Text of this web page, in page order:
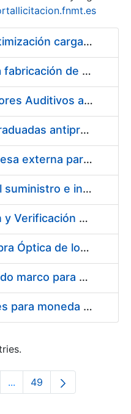
Pliego condiciones optimización cargas compras firmado
Acuerdo marco para la fabricación de piezas
Suministro de Protectores Auditivos a medida para las personas trabajadoras de los Centros de Trabajo de Madrid y Burgos
Suministro de gafas graduadas antiproyecciones para los trabajadores de la FNMT-RCM en los centros de trabajo de Madrid y Burgos
Servicios de una empresa externa para el asesoramiento y resolución de los recursos de alzada que se presentan relacionados con procesos de selección para la FNMT-RCM
Acuerdo marco para el suministro e instalación de persianas, estores y otros complementos
Servicio de Calibración y Verificación Externa de los Equipos de Medición del Servicio de Prevención de la FNMT-RCM
Conexión mediante Fibra Óptica de los Centros de Proceso de Datos (CPDs) de las sedes de la FNMT-RCM de Burgos y Madrid
Contratación de acuerdo marco para el Suministro de Material de Electricidad para la Fábrica Nacional de Moneda y Timbre-Real Casa de la Moneda en su centro de trabajo de Burgos
Suministro de estuches para moneda de 30 €
...Intermediate Pages Use
Page
49